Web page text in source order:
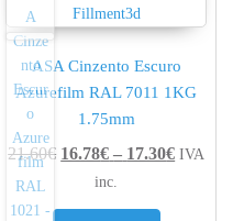
16.78€ through 17.30€
ASA Cinzento Escuro
Azurefilm RAL 7011 1KG
1.75mm
21.60€ 16.78€ – 17.30€Price
IVA
inc.